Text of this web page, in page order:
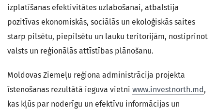
izplatīšanas efektivitātes uzlabošanai, atbalstīja
pozitīvas ekonomiskās, sociālās un ekoloģiskās saites
starp pilsētu, piepilsētu un lauku teritorijām, nostiprinot
valsts un reģionālās attīstības plānošanu.
Moldovas Ziemeļu reģiona administrācija projekta
īstenošanas rezultātā ieguva vietni www.investnorth.md,
kas kļūs par noderīgu un efektīvu informācijas un